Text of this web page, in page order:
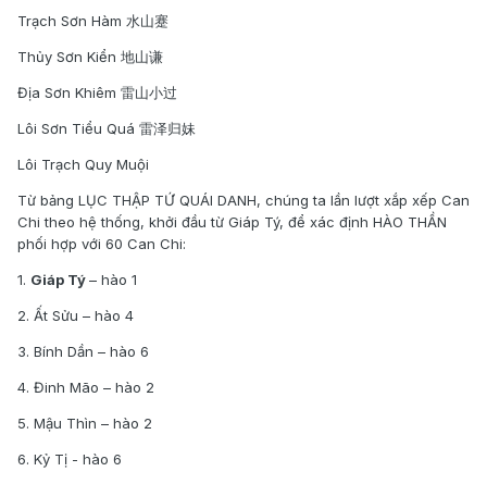
Trạch Sơn Hàm 水山蹇
Thủy Sơn Kiển 地山谦
Địa Sơn Khiêm 雷山小过
Lôi Sơn Tiểu Quá 雷泽归妹
Lôi Trạch Quy Muội
Từ bảng LỤC THẬP TỨ QUÁI DANH, chúng ta lần lượt xắp xếp Can
Chi theo hệ thống, khởi đầu từ Giáp Tý, để xác định HÀO THẦN
phối hợp với 60 Can Chi:
1. Giáp Tý– hào 1
2. Ất Sửu – hào 4
3. Bính Dần – hào 6
4. Đinh Mão – hào 2
5. Mậu Thìn – hào 2
6. Kỷ Tị - hào 6